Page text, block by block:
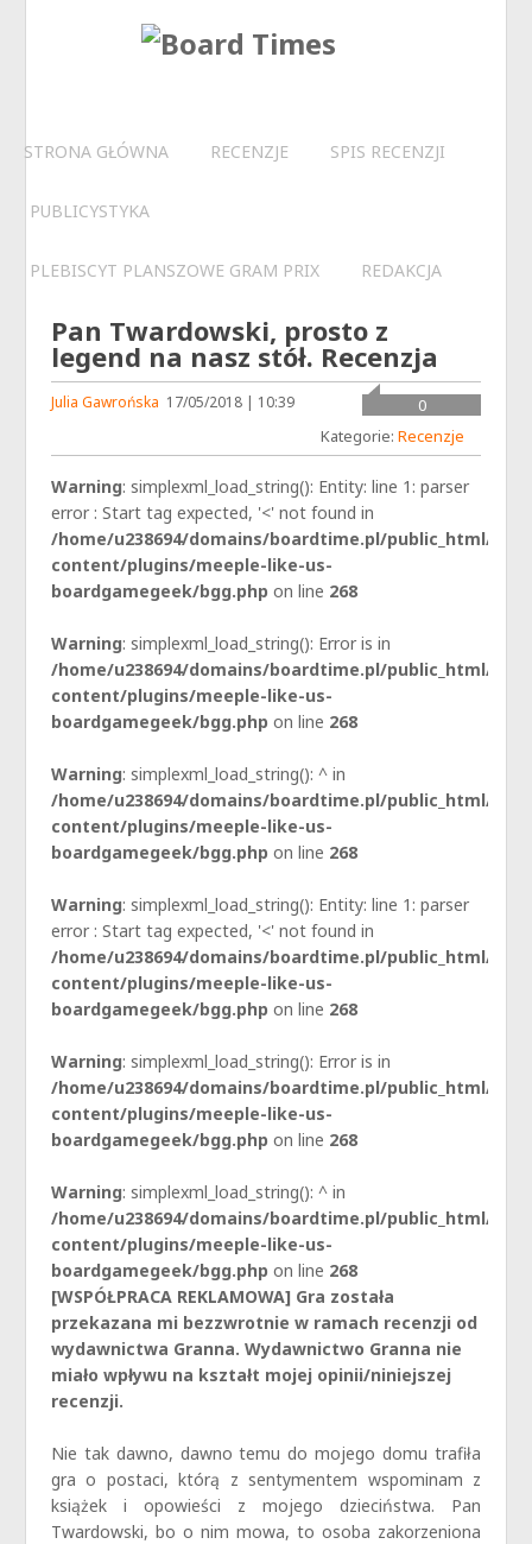
STRONA GŁÓWNA RECENZJE SPIS RECENZJI
PUBLICYSTYKA
PLEBISCYT PLANSZOWE GRAM PRIX REDAKCJA
Pan Twardowski, prosto z
legend na nasz stół. Recenzja
Julia Gawrońska 17/05/2018 | 10:39
0
Kategorie:Recenzje
Warning: simplexml_load_string(): Entity: line 1: parser
error : Start tag expected, '<' not found in
/home/u238694/domains/boardtime.pl/public_html/wp-
content/plugins/meeple-like-us-
boardgamegeek/bgg.php on line 268
Warning: simplexml_load_string(): Error is in
/home/u238694/domains/boardtime.pl/public_html/wp-
content/plugins/meeple-like-us-
boardgamegeek/bgg.php on line 268
Warning: simplexml_load_string(): ^ in
/home/u238694/domains/boardtime.pl/public_html/wp-
content/plugins/meeple-like-us-
boardgamegeek/bgg.php on line 268
Warning: simplexml_load_string(): Entity: line 1: parser
error : Start tag expected, '<' not found in
/home/u238694/domains/boardtime.pl/public_html/wp-
content/plugins/meeple-like-us-
boardgamegeek/bgg.php on line 268
Warning: simplexml_load_string(): Error is in
/home/u238694/domains/boardtime.pl/public_html/wp-
content/plugins/meeple-like-us-
boardgamegeek/bgg.php on line 268
Warning: simplexml_load_string(): ^ in
/home/u238694/domains/boardtime.pl/public_html/wp-
content/plugins/meeple-like-us-
boardgamegeek/bgg.php on line 268
[WSPÓŁPRACA REKLAMOWA] Gra została
przekazana mi bezzwrotnie w ramach recenzji od
wydawnictwa Granna. Wydawnictwo Granna nie
miało wpływu na kształt mojej opinii/niniejszej
recenzji.
Nie tak dawno, dawno temu do mojego domu trafiła
gra o postaci, którą z sentymentem wspominam z
książek i opowieści z mojego dzieciństwa. Pan
Twardowski, bo o nim mowa, to osoba zakorzeniona